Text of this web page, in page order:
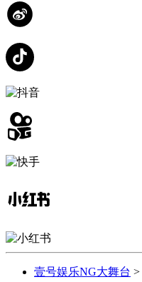
壹号娱乐NG大舞台 >